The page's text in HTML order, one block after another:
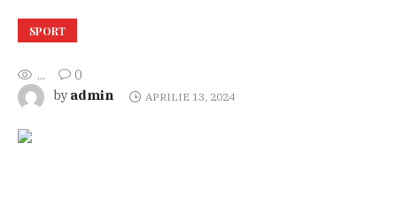
SPORT
...
0
by admin APRILIE 13, 2024